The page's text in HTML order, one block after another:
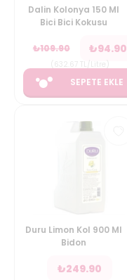
Dalin Kolonya 150 Ml
Bici Bici Kokusu
₺109.90 ₺94.90
SEPETE EKLE
Duru Limon Kol 900 Ml
Bidon
₺249.90